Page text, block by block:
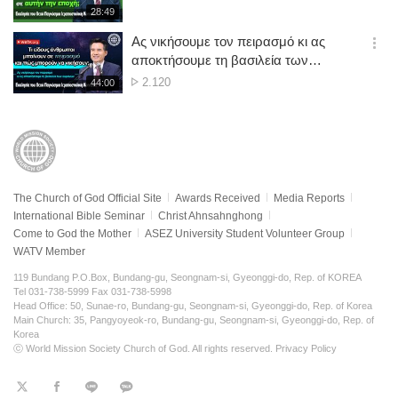
재
생
시
간
28:49
기
재
생
44:00
Ας νικήσουμε τον πειρασμό κι ας
αποκτήσουμε τη βασιλεία των
ουρανών
No.
2.120
옵
The Church of God Official Site Awards Received
Media Reports
International Bible Seminar
Christ Ahnsahnghong
Come to God the Mother
ASEZ University Student Volunteer Group
WATV Member
119 Bundang P.O.Box, Bundang-gu, Seongnam-si, Gyeonggi-do, Rep. of KOREA
Tel 031-738-5999 Fax 031-738-5998
Head Office: 50, Sunae-ro, Bundang-gu, Seongnam-si, Gyeonggi-do, Rep. of Korea
Main Church: 35, Pangyoyeok-ro, Bundang-gu, Seongnam-si, Gyeonggi-do, Rep. of
Korea
ⓒ World Mission Society Church of God. All rights reserved. Privacy Policy
트
페
라
KaKao